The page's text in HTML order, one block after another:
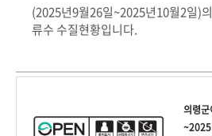
(2025년9월26일~2025년10월2일)
류수 수질현황입니다.
의령군
~2025